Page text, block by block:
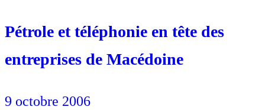
Pétrole et téléphonie en tête des
entreprises de Macédoine
9 octobre 2006